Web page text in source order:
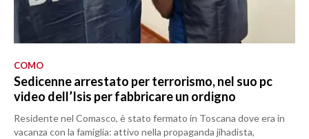
COMO
Sedicenne arrestato per terrorismo, nel suo pc
video dell’Isis per fabbricare un ordigno
Residente nel Comasco, è stato fermato in Toscana dove era in
vacanza con la famiglia: attivo nella propaganda jihadista,